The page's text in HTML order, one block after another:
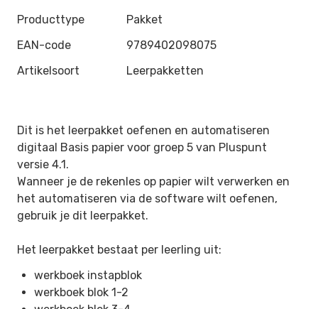
Producttype
Pakket
EAN-code
9789402098075
Artikelsoort
Leerpakketten
Dit is het leerpakket oefenen en automatiseren
digitaal Basis papier voor groep 5 van Pluspunt
versie 4.1.
Wanneer je de rekenles op papier wilt verwerken en
het automatiseren via de software wilt oefenen,
gebruik je dit leerpakket.
Het leerpakket bestaat per leerling uit:
werkboek instapblok
werkboek blok 1-2